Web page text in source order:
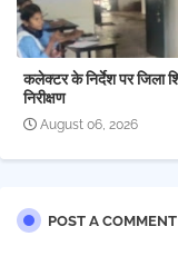
कलेक्टर के निर्देश पर जिला
निरीक्षण
August 06, 2026
POST A COMMENT